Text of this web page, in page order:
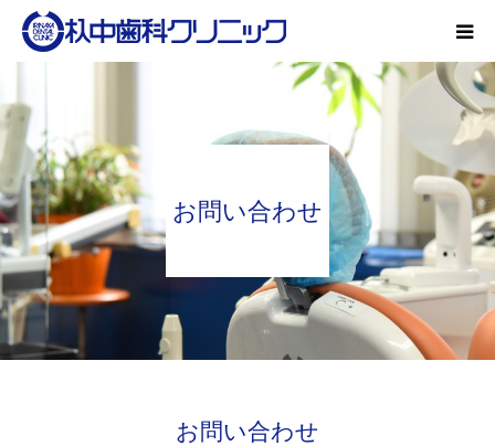
お問い合わせ
お問い合わせ
院の紹介
特長